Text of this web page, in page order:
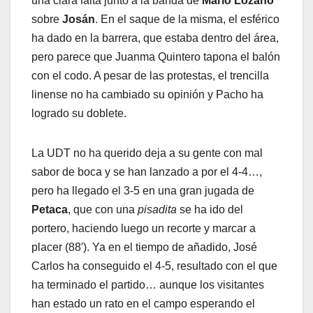
sobre Josán. En el saque de la misma, el esférico
ha dado en la barrera, que estaba dentro del área,
pero parece que Juanma Quintero tapona el balón
con el codo. A pesar de las protestas, el trencilla
linense no ha cambiado su opinión y Pacho ha
logrado su doblete.
La UDT no ha querido deja a su gente con mal
sabor de boca y se han lanzado a por el 4-4…,
pero ha llegado el 3-5 en una gran jugada de
Petaca, que con una pisadita se ha ido del
portero, haciendo luego un recorte y marcar a
placer (88′). Ya en el tiempo de añadido, José
Carlos ha conseguido el 4-5, resultado con el que
ha terminado el partido… aunque los visitantes
han estado un rato en el campo esperando el